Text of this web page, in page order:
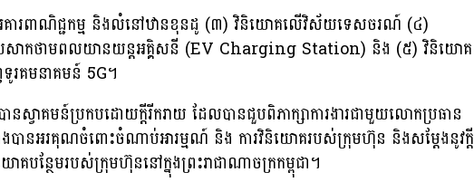
ារពាណិជ្ជកម្ម និងលំនៅឋានខុនដូ (៣) វិនិយោគលើវិស័យទេសចរណ៍ (៤)
សាកថាមពលយានយន្តអគ្គិសនី (EV Charging Station) និង (៥) វិនិយោគ
រគមនាគមន៍ 5G។
នស្វាគមន៍ប្រកបដោយក្តីរីករាយ ដែលបានជួបពិភាក្សាការងារជាមួយលោកប្រធាន
ានអរគុណចំពោះចំណាប់អារម្មណ៍ និង ការវិនិយោគរបស់ក្រុមហ៊ុន និងសម្តែងនូវក្តី
បន្ថែមរបស់ក្រុមហ៊ុននៅក្នុងព្រះរាជាណាចក្រកម្ពុជា។